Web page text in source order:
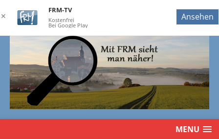
MENU
✕
FRM-TV
Kostenfrei
Bei Google Play
Ansehen